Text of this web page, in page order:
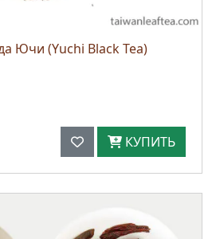
Ючи (Yuchi Black Tea)
КУПИТЬ